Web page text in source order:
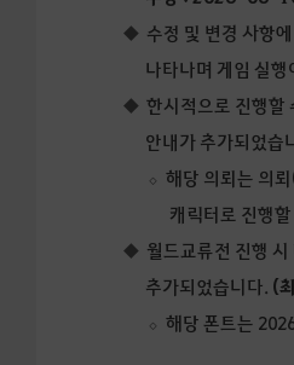
수정 및 변경 사항
나타나며 게임 실
한시적으로 진행
안내가 추가되었습
해당 의뢰는 의
캐릭터로 진행
월드교류전 진행
추가되었습니다. (
해당 폰트는